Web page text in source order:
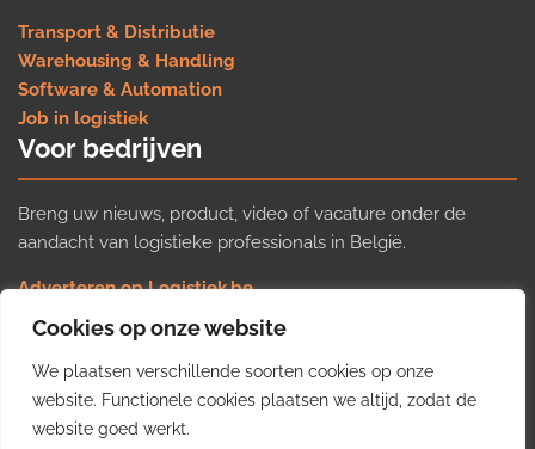
Cookies op onze website
We plaatsen verschillende soorten cookies op onze
website. Functionele cookies plaatsen we altijd, zodat de
website goed werkt.
Transport & Distributie
Warehousing & Handling
Software & Automation
Job in logistiek
Voor bedrijven
Breng uw nieuws, product, video of vacature onder de
aandacht van logistieke professionals in België.
Adverteren op Logistiek.be
Nieuws insturen
Uw video op Logistiek.TV
Job plaatsen
Gratis wekelijkse update